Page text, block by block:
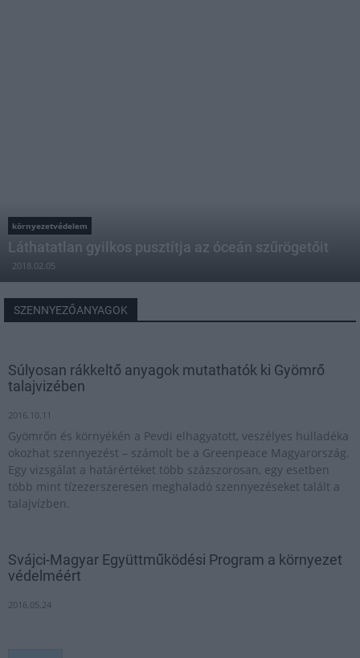
környezetvédelem
Láthatatlan gyilkos pusztítja az óceán szűrögetőit
2018.02.05
SZENNYEZŐANYAGOK
Súlyosan rákkeltő anyagok mutathatók ki Gyömrő
talajvizében
2016.10.11
Gyömrőn és környékén a Pevdi elhagyatott, veszélyes hulladéka
okozhat szennyezést – számolt be a Greenpeace Magyarország.
Egy vizsgálat a határértéket több százszorosan, egy esetben
több mint tízezerszeresen meghaladó szennyezéseket talált a
talajvízben.
Svájci-Magyar Együttműködési Program a környezet
védelméért
2016.05.24